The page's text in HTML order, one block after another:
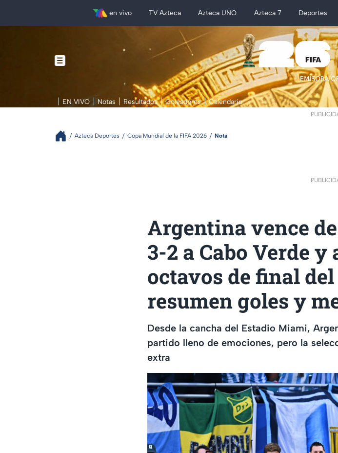
en vivo TV Azteca Azteca UNO Azteca 7 Deportes
EN VIVO Notas Resultados Goleadores Calendario
Azteca Deportes Copa Mundial de la FIFA 2026 Nota
Argentina vence
3-2 a Cabo Verde y
octavos de final
resumen goles y
Desde la cancha del Estadio Miami,
partido lleno de emociones, pero la
extra